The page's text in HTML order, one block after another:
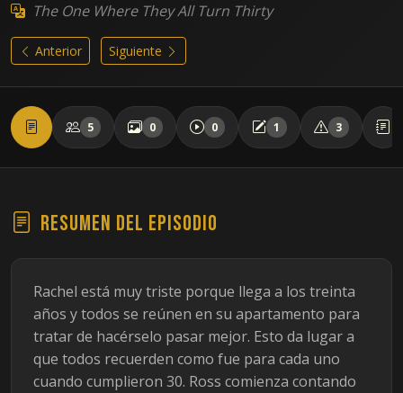
The One Where They All Turn Thirty
Anterior Siguiente
5 0 0 1 3
Resumen del episodio
Rachel está muy triste porque llega a los treinta
años y todos se reúnen en su apartamento para
tratar de hacérselo pasar mejor. Esto da lugar a
que todos recuerden como fue para cada uno
cuando cumplieron 30. Ross comienza contando